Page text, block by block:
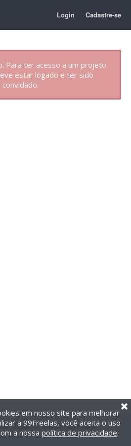
Login Cadastre-se
Para ter acesso a um projeto
estar logado e ter sido
convidado.
Todos os direitos reservados.
| Política de privacidade
em nosso site para melhorar
a 99Freelas, você aceita o uso
a nossa política de privacidade.